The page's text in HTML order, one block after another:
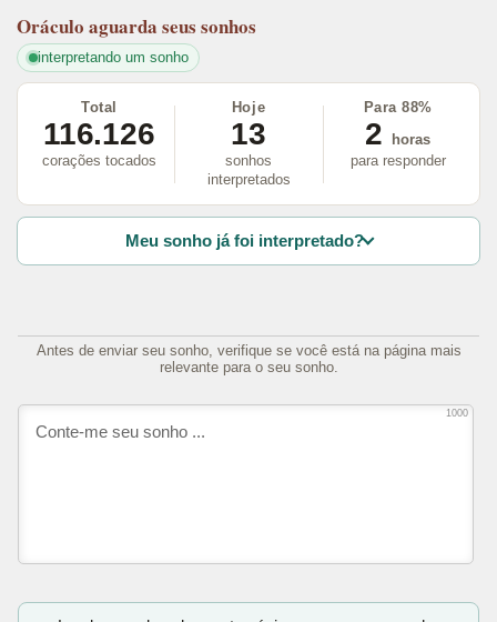
Oráculo aguarda seus sonhos
interpretando um sonho
Total
116.126
corações tocados
Hoje
13
sonhos
interpretados
Para 88%
2
horas
para responder
Meu sonho já foi interpretado?
Antes de enviar seu sonho, verifique se você está na página mais
relevante para o seu sonho.
1000